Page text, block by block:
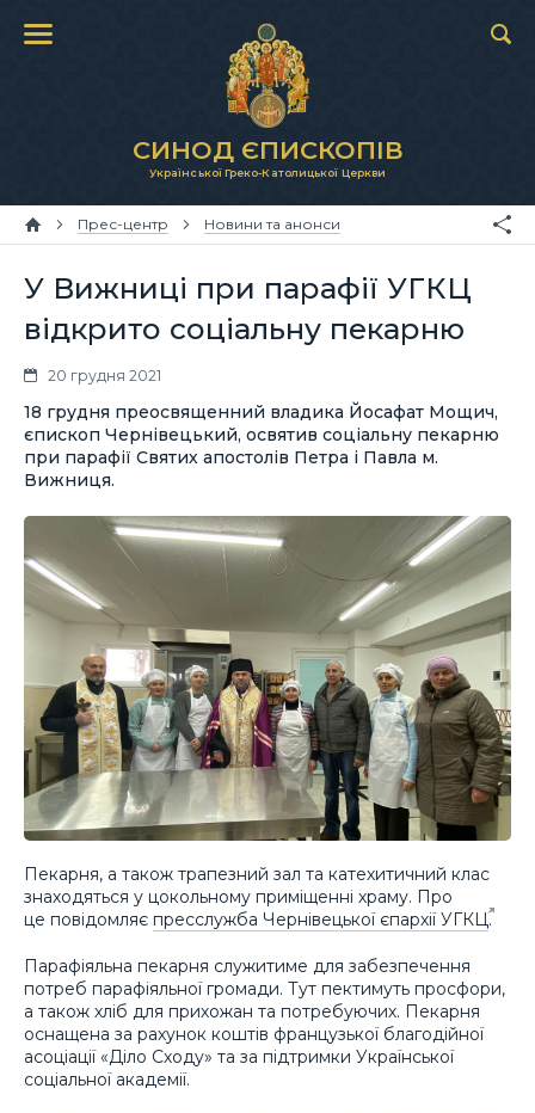
СИНОД ЄПИСКОПІВ
Української Греко-Католицької Церкви
Прес-центр Новини та анонси
У Вижниці при парафії УГКЦ
відкрито соціальну пекарню
20 грудня 2021
18 грудня преосвященний владика Йосафат Мощич,
єпископ Чернівецький, освятив соціальну пекарню
при парафії Святих апостолів Петра і Павла м.
Вижниця.
Пекарня, а також трапезний зал та катехитичний клас
знаходяться у цокольному приміщенні храму. Про
це повідомляє пресслужба Чернівецької єпархії УГКЦ.
Парафіяльна пекарня служитиме для забезпечення
потреб парафіяльної громади. Тут пектимуть просфори,
а також хліб для прихожан та потребуючих. Пекарня
оснащена за рахунок коштів французької благодійної
асоціації «Діло Сходу» та за підтримки Української
соціальної академії.